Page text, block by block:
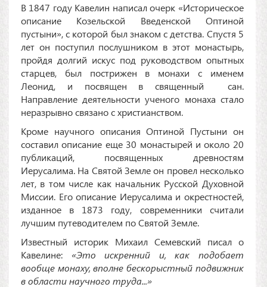
В 1847 году Кавелин написал очерк «Ис­торическое
описание Козельской Введенской Оптиной
пустыни», с которой был знаком с детства. Спустя 5
лет он поступил послушником в этот монастырь,
пройдя долгий искус под руководством опытных
старцев, был пострижен в монахи с именем
Леонид, и посвящен в священный сан.
Направление деятельности ученого монаха стало
неразрывно связано с христианством.
Кроме научного описания Оптиной Пустыни он
составил описание еще 30 монастырей и около 20
публикаций, посвященных древностям
Иерусалима. На Святой Земле он провел несколько
лет, в том числе как начальник Русской Духовной
Миссии. Его описание Иерусалима и окрестностей,
изданное в 1873 году, современники считали
лучшим путеводителем по Святой Земле.
Известный историк Михаил Семевский писал о
Кавелине: «Это искренний и, как подобает
вообще монаху, вполне бескорыстный подвижник
в области научного труда...»